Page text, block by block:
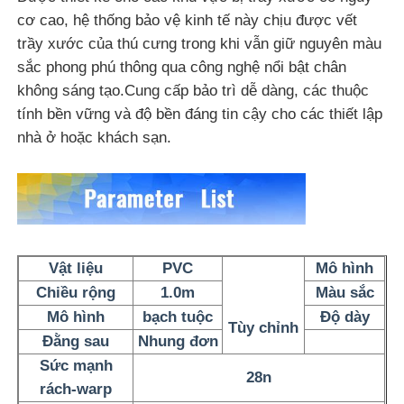
Chất liệu da PVC
Vật liệu da sinh thái
Da bằng sợi vi mô
Vật liệu da PU
Vật liệu giày bảo hộ
Vật liệu da suede
cơ cao, hệ thống bảo vệ kinh tế này chịu được vết
trầy xước của thú cưng trong khi vẫn giữ nguyên màu
sắc phong phú thông qua công nghệ nổi bật chân
không sáng tạo.Cung cấp bảo trì dễ dàng, các thuộc
tính bền vững và độ bền đáng tin cậy cho các thiết lập
nhà ở hoặc khách sạn.
Vật liệu PVC
Tùy chỉnh
Mô hình
Chiều rộng
1.0m
Màu sắc
Mô hình
bạch tuộc
Độ dày
Đằng sau
Nhung đơn
Sức mạnh
rách-warp
28n